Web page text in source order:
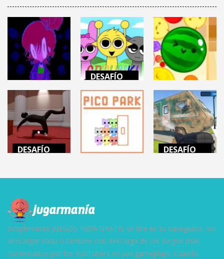
DESAFÍO
MENTAL
MINDWAVE
DESAFÍO
INCREDIBOX
SPRUNKI
12.4K
DESAFÍO
MENTAL
SUIKA GAME
22.4K
DESAFÍO
16.2K
DESAFÍO
Simplemente JUEGOS 100% GRATIS on line en tu navegador, sin
descargar nada o también con descarga de los juegos más
comentados por los YouTubers en sus gameplays. Cuando